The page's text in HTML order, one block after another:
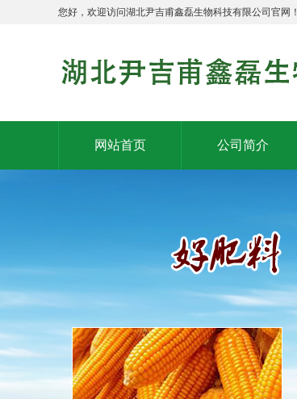
您好，欢迎访问湖北尹吉甫鑫磊生物科技有限公司官网！
网站首页 公司简介